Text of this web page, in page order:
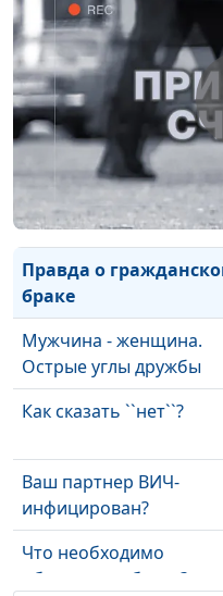
Отказ? Не смертельно!
Как грамотно съесть пуд
Подлинная
сексуальность
Правда о
браке
Мужчина - женщина.
Острые углы дружбы
Как сказать ``нет``?
Ваш партнер ВИЧ-
инфицирован?
Что необходимо
обсудить до брака?